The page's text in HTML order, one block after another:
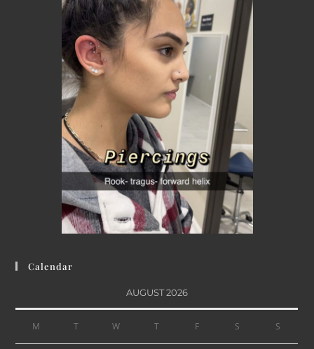
Calendar
AUGUST 2026
M T W T F S S